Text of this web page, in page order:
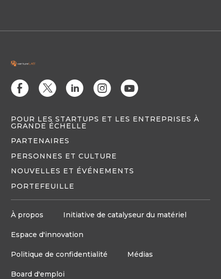
E D C Q M
POUR LES STARTUPS ET LES ENTREPRISES À
GRANDE ÉCHELLE
PARTENAIRES
PERSONNES ET CULTURE
NOUVELLES ET ÉVÉNEMENTS
PORTEFEUILLE
À propos Initiative de catalyseur du matériel
Espace d'innovation
Politique de confidentialité Médias
Board d'emploi